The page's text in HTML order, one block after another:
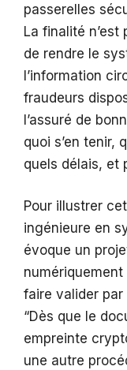
passerelles
La finalité
de rendre le
l’information
fraudeurs
l’assuré de
quoi s’en tenir,
quels délais, et
Pour illustrer
ingénieure en
évoque un
faire valider par
“Dès que le
empreinte
une autre